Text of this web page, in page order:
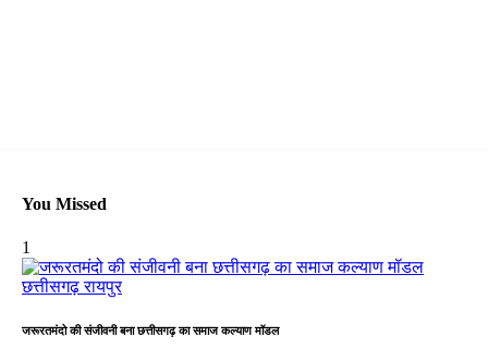
You Missed
1
छत्तीसगढ़रायपुर
जरूरतमंदो की संजीवनी बना छत्तीसगढ़ का समाज कल्याण मॉडल